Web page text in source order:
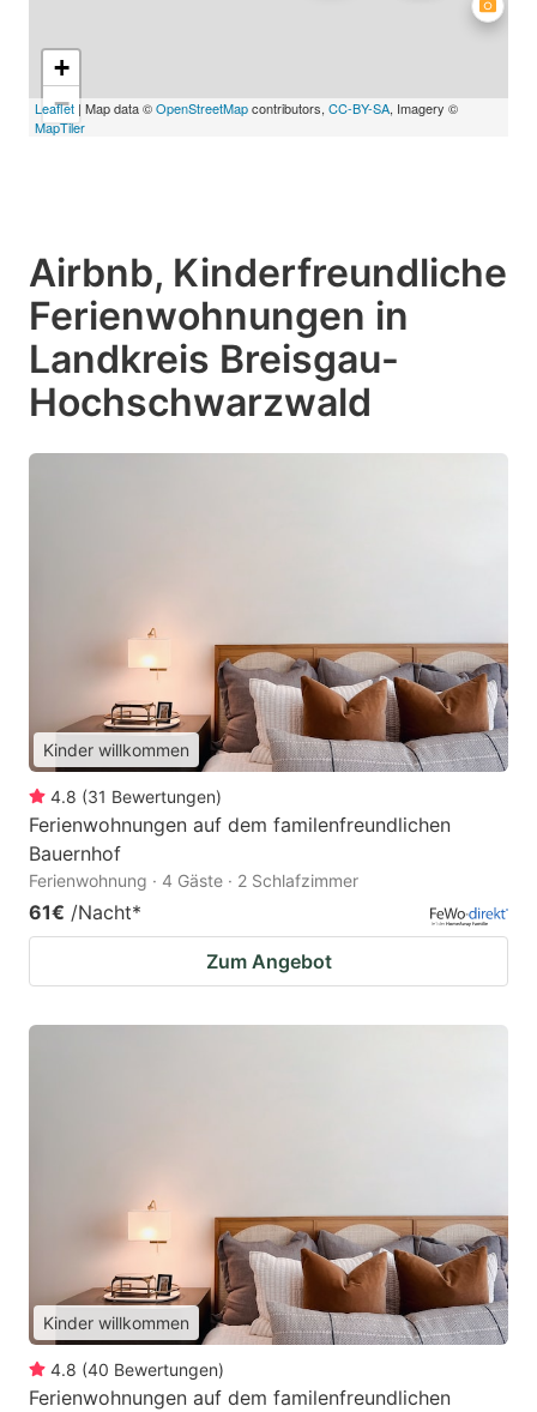
+
−
Leaflet | Map data ©OpenStreetMapcontributors, CC-BY-SA, Imagery ©
MapTiler
Airbnb, Kinderfreundliche
Ferienwohnungen in
Landkreis Breisgau-
Hochschwarzwald
Kinder willkommen
4.8 (31 Bewertungen)
Ferienwohnungen auf dem familenfreundlichen
Bauernhof
Ferienwohnung · 4 Gäste · 2 Schlafzimmer
61€ /Nacht*
Zum Angebot
Kinder willkommen
4.8 (40 Bewertungen)
Ferienwohnungen auf dem familenfreundlichen